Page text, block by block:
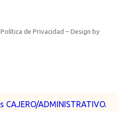
ADMINISTRATIVO.
de Privacidad – Design by